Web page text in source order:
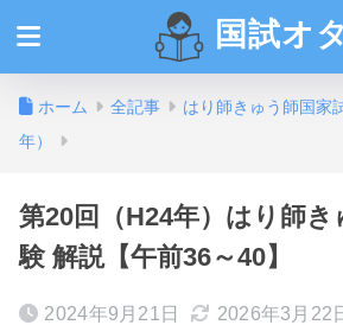
国試オ
ホーム 全記事 はり師きゅう師国家
年）
第20回（H24年）はり師き
験 解説【午前36～40】
2024年9月21日 2026年3月22